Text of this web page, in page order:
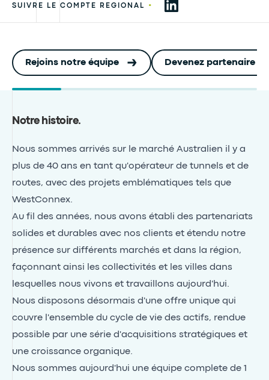
SUIVRE LE COMPTE REGIONAL •
Rejoins notre équipe Devenez partenaire
Notre histoire.
Nous sommes arrivés sur le marché Australien il y a
plus de 40 ans en tant qu'opérateur de tunnels et de
routes, avec des projets emblématiques tels que
WestConnex.
Au fil des années, nous avons établi des partenariats
solides et durables avec nos clients et étendu notre
présence sur différents marchés et dans la région,
façonnant ainsi les collectivités et les villes dans
lesquelles nous vivons et travaillons aujourd'hui.
Nous disposons désormais d'une offre unique qui
couvre l'ensemble du cycle de vie des actifs, rendue
possible par une série d'acquisitions stratégiques et
une croissance organique.
Nous sommes aujourd'hui une équipe complete de 1